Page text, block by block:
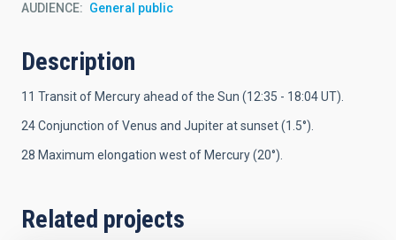
AUDIENCE General public
Description
11 Transit of Mercury ahead of the Sun (12:35 - 18:04 UT).
24 Conjunction of Venus and Jupiter at sunset (1.5°).
28 Maximum elongation west of Mercury (20°).
Related projects